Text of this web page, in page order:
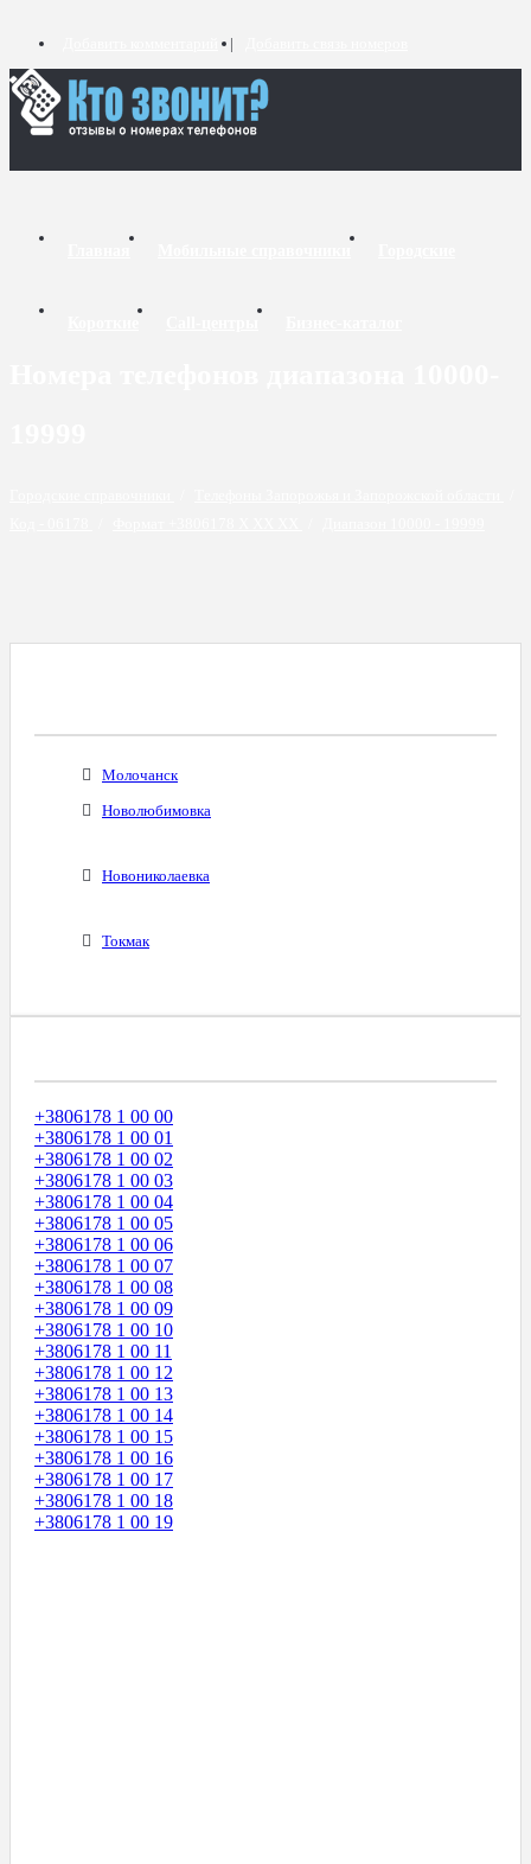
Молочанск
Новолюбимовка
Новониколаевка
Токмак
+3806178 1 00 00
+3806178 1 00 01
+3806178 1 00 02
+3806178 1 00 03
+3806178 1 00 04
+3806178 1 00 05
+3806178 1 00 06
+3806178 1 00 07
+3806178 1 00 08
+3806178 1 00 09
+3806178 1 00 10
+3806178 1 00 11
+3806178 1 00 12
+3806178 1 00 13
+3806178 1 00 14
+3806178 1 00 15
+3806178 1 00 16
+3806178 1 00 17
+3806178 1 00 18
+3806178 1 00 19